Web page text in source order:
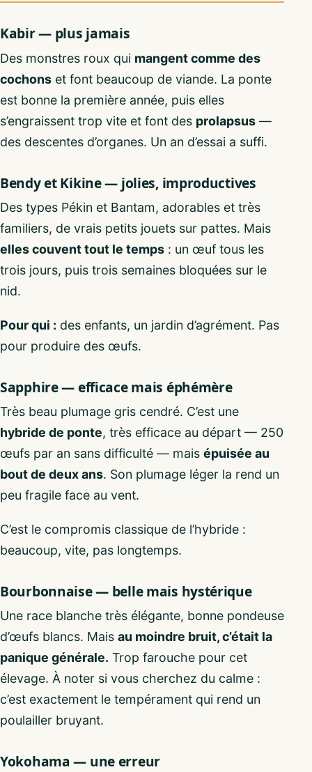
Kabir — plus jamais
Des monstres roux qui mangent comme des
cochons et font beaucoup de viande. La ponte
est bonne la première année, puis elles
s’engraissent trop vite et font des prolapsus —
des descentes d’organes. Un an d’essai a suffi.
Bendy et Kikine — jolies, improductives
Des types Pékin et Bantam, adorables et très
familiers, de vrais petits jouets sur pattes. Mais
elles couvent tout le temps : un œuf tous les
trois jours, puis trois semaines bloquées sur le
nid.
Pour qui : des enfants, un jardin d’agrément. Pas
pour produire des œufs.
Sapphire — efficace mais éphémère
Très beau plumage gris cendré. C’est une
hybride de ponte, très efficace au départ — 250
œufs par an sans difficulté — mais épuisée au
bout de deux ans. Son plumage léger la rend un
peu fragile face au vent.
C’est le compromis classique de l’hybride :
beaucoup, vite, pas longtemps.
Bourbonnaise — belle mais hystérique
Une race blanche très élégante, bonne pondeuse
d’œufs blancs. Mais au moindre bruit, c’était la
panique générale. Trop farouche pour cet
élevage. À noter si vous cherchez du calme :
c’est exactement le tempérament qui rend un
poulailler bruyant.
Yokohama — une erreur